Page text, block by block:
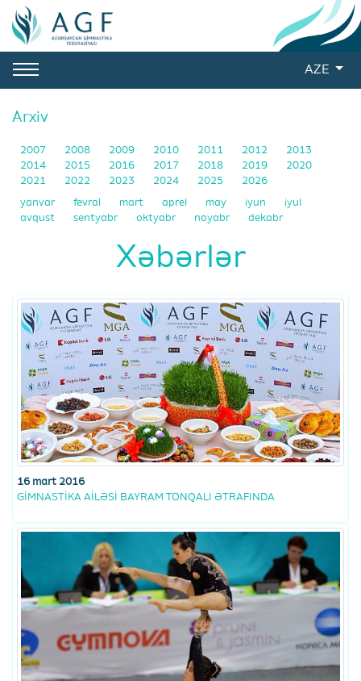
AZE
Arxiv
2007 2008 2009 2010 2011 2012
2013
2014
2015 2016 2017 2018 2019
2020
2021
2022 2023 2024 2025 2026
yanvar fevral mart aprel may iyun
iyul
avqust
sentyabr oktyabr noyabr dekabr
Xəbərlər
16 mart 2016
GİMNASTİKA AİLƏSİ BAYRAM TONQALI ƏTRAFINDA